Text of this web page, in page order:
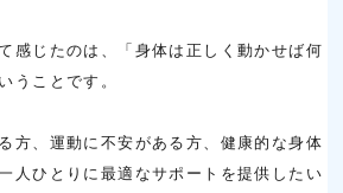
感じたのは、「身体は正しく動かせば何
うことです。
方、運動に不安がある方、健康的な身体
人ひとりに最適なサポートを提供したい